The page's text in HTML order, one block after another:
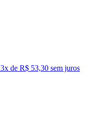
3x de R$ 53,30 sem juros